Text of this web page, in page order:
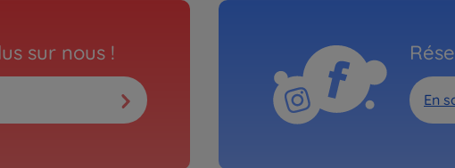
sur nous !
En